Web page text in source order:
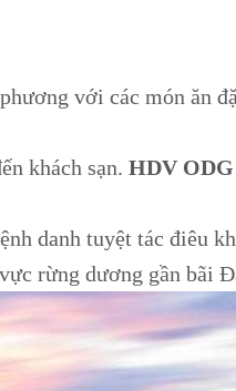
với các món ăn
khách sạn. HDV
danh tuyệt tác điêu
rừng dương gần bãi